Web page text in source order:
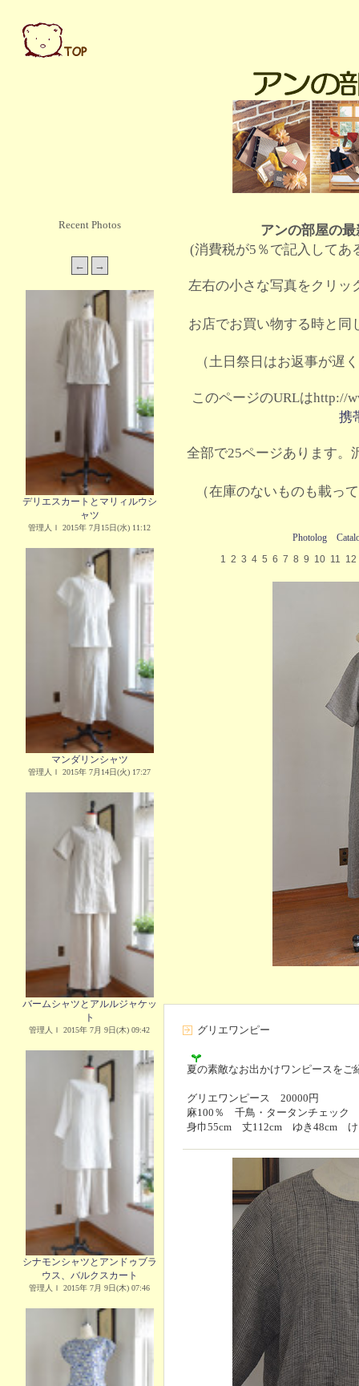
Recent Photos
デリエスカートとマリィルウシ
ャツ
管理人Ｉ 2015年 7月15日(水) 11:12
マンダリンシャツ
管理人Ｉ 2015年 7月14日(火) 17:27
バームシャツとアルルジャケッ
ト
管理人Ｉ 2015年 7月 9日(木) 09:42
シナモンシャツとアンドゥブラ
ウス、バルクスカート
管理人Ｉ 2015年 7月 9日(木) 07:46
アンの部屋の
(消費税が5％で記入してあ
左右の小さな写真をクリッ
お店でお買い物する時と同
（土日祭日はお返事が遅
このページのURLはhttp://
携
全部で25ページあります。
（在庫のないものも載っ
Photolog
1 2 3 4 5 6 7 8 9 10 11 12
グリエワンピー
夏の素敵なお出かけワンピースをご
グリエワンピース 20000円
麻100％ 千鳥・タータンチェック
身巾55cm 丈112cm ゆき48cm け